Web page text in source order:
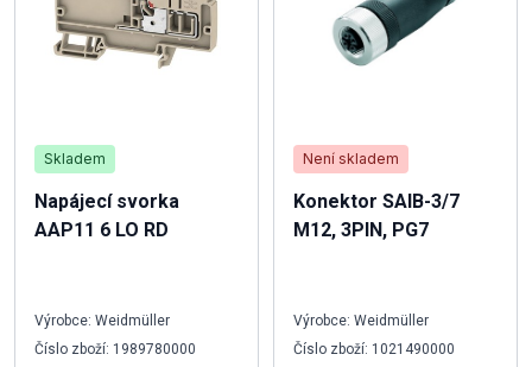
Skladem
Napájecí svorka
AAP11 6 LO RD
Výrobce: Weidmüller
Číslo zboží: 1989780000
Není skladem
Konektor SAIB-3/7
M12, 3PIN, PG7
Výrobce: Weidmüller
Číslo zboží: 1021490000